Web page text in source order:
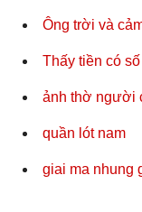
Ông trời và
Thấy tiền có số
ảnh thờ người
quần lót nam
giai ma nhung